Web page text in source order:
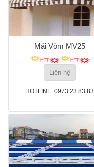
Mái Vòm MV25
Liên hệ
HOTLINE: 0973.23.83.83